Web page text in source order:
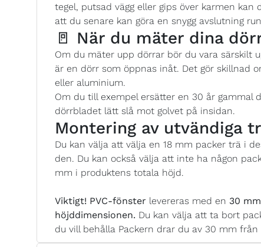
tegel, putsad vägg eller gips över karmen
att du senare kan göra en snygg avslutning
🚪 När du mäter dina
Om du mäter upp dörrar bör du vara särskilt
är en dörr som öppnas inåt. Det gör skillnad
eller aluminium.
Om du till exempel ersätter en 30 år gammal
dörrbladet lätt slå mot golvet på insidan.
Montering av utvändiga
Du kan välja att välja en 18 mm packer trä i
den. Du kan också välja att inte ha någon
mm i produktens totala höjd.
Viktigt! PVC-fönster levereras med en 30
höjddimensionen. Du kan välja att ta bort
du vill behålla Packern drar du av 30 mm